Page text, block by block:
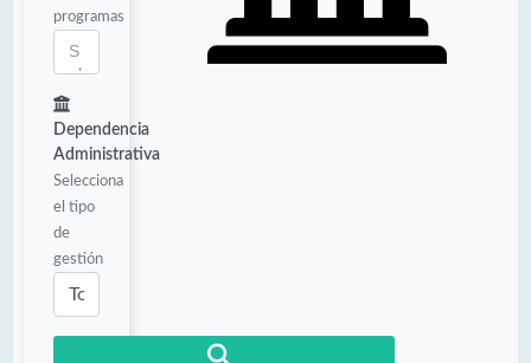
programas
Dependencia
Administrativa
Selecciona
el tipo
de
gestión